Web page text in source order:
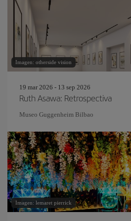
Imagen: otherside vision
19 mar 2026 - 13 sep 2026
Ruth Asawa: Retrospectiva
Museo Guggenheim Bilbao
Imagen: lemaret pierrick